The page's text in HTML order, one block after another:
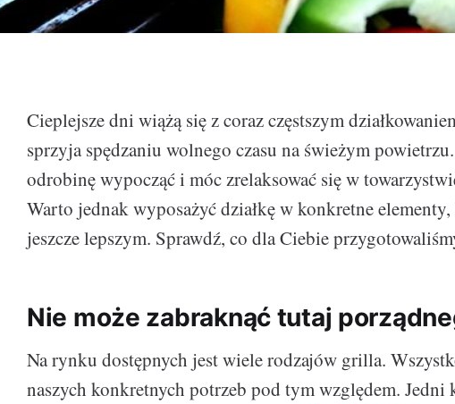
Cieplejsze dni wiążą się z coraz częstszym
sprzyja spędzaniu wolnego czasu na świeżym
odrobinę wypocząć i móc zrelaksować się w
Warto jednak wyposażyć działkę w konkretne
jeszcze lepszym. Sprawdź, co dla Ciebie
Nie może zabraknąć tutaj
Na rynku dostępnych jest wiele rodzajów grilla.
naszych konkretnych potrzeb pod tym względem. Jedni